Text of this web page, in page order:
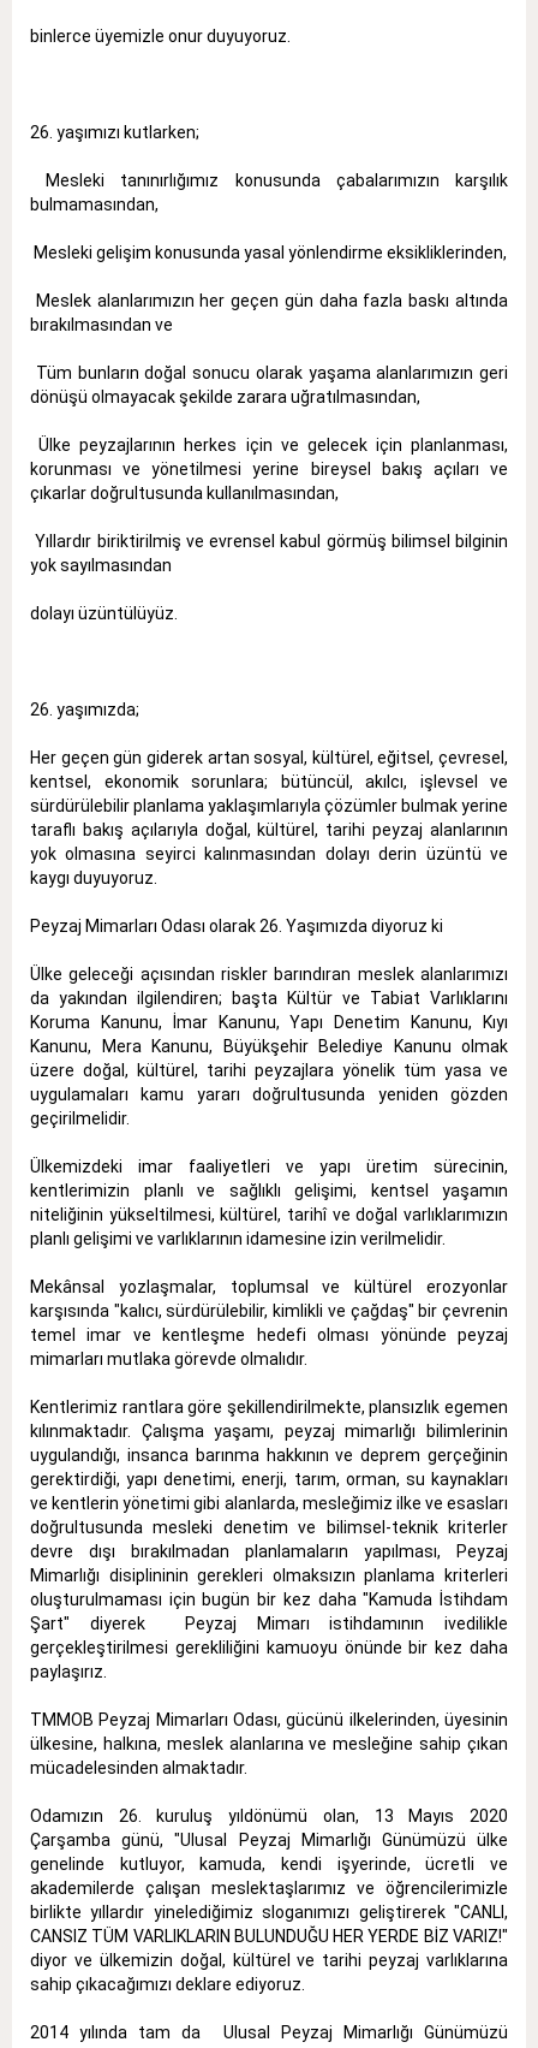
binlerce üyemizle onur duyuyoruz.
26. yaşımızı kutlarken;
 Mesleki tanınırlığımız konusunda çabalarımızın karşılık
bulmamasından,
 Mesleki gelişim konusunda yasal yönlendirme eksikliklerinden,
 Meslek alanlarımızın her geçen gün daha fazla baskı altında
bırakılmasından ve
 Tüm bunların doğal sonucu olarak yaşama alanlarımızın geri
dönüşü olmayacak şekilde zarara uğratılmasından,
 Ülke peyzajlarının herkes için ve gelecek için planlanması,
korunması ve yönetilmesi yerine bireysel bakış açıları ve
çıkarlar doğrultusunda kullanılmasından,
 Yıllardır biriktirilmiş ve evrensel kabul görmüş bilimsel bilginin
yok sayılmasından
dolayı üzüntülüyüz.
26. yaşımızda;
Her geçen gün giderek artan sosyal, kültürel, eğitsel, çevresel,
kentsel, ekonomik sorunlara; bütüncül, akılcı, işlevsel ve
sürdürülebilir planlama yaklaşımlarıyla çözümler bulmak yerine
taraflı bakış açılarıyla doğal, kültürel, tarihi peyzaj alanlarının
yok olmasına seyirci kalınmasından dolayı derin üzüntü ve
kaygı duyuyoruz.
Peyzaj Mimarları Odası olarak 26. Yaşımızda diyoruz ki
Ülke geleceği açısından riskler barındıran meslek alanlarımızı
da yakından ilgilendiren; başta Kültür ve Tabiat Varlıklarını
Koruma Kanunu, İmar Kanunu, Yapı Denetim Kanunu, Kıyı
Kanunu, Mera Kanunu, Büyükşehir Belediye Kanunu olmak
üzere doğal, kültürel, tarihi peyzajlara yönelik tüm yasa ve
uygulamaları kamu yararı doğrultusunda yeniden gözden
geçirilmelidir.
Ülkemizdeki imar faaliyetleri ve yapı üretim sürecinin,
kentlerimizin planlı ve sağlıklı gelişimi, kentsel yaşamın
niteliğinin yükseltilmesi, kültürel, tarihî ve doğal varlıklarımızın
planlı gelişimi ve varlıklarının idamesine izin verilmelidir.
Mekânsal yozlaşmalar, toplumsal ve kültürel erozyonlar
karşısında "kalıcı, sürdürülebilir, kimlikli ve çağdaş" bir çevrenin
temel imar ve kentleşme hedefi olması yönünde peyzaj
mimarları mutlaka görevde olmalıdır.
Kentlerimiz rantlara göre şekillendirilmekte, plansızlık egemen
kılınmaktadır. Çalışma yaşamı, peyzaj mimarlığı bilimlerinin
uygulandığı, insanca barınma hakkının ve deprem gerçeğinin
gerektirdiği, yapı denetimi, enerji, tarım, orman, su kaynakları
ve kentlerin yönetimi gibi alanlarda, mesleğimiz ilke ve esasları
doğrultusunda mesleki denetim ve bilimsel-teknik kriterler
devre dışı bırakılmadan planlamaların yapılması, Peyzaj
Mimarlığı disiplininin gerekleri olmaksızın planlama kriterleri
oluşturulmaması için bugün bir kez daha "Kamuda İstihdam
Şart" diyerek Peyzaj Mimarı istihdamının ivedilikle
gerçekleştirilmesi gerekliliğini kamuoyu önünde bir kez daha
paylaşırız.
TMMOB Peyzaj Mimarları Odası, gücünü ilkelerinden, üyesinin
ülkesine, halkına, meslek alanlarına ve mesleğine sahip çıkan
mücadelesinden almaktadır.
Odamızın 26. kuruluş yıldönümü olan, 13 Mayıs 2020
Çarşamba günü, "Ulusal Peyzaj Mimarlığı Günümüzü ülke
genelinde kutluyor, kamuda, kendi işyerinde, ücretli ve
akademilerde çalışan meslektaşlarımız ve öğrencilerimizle
birlikte yıllardır yinelediğimiz sloganımızı geliştirerek "CANLI,
CANSIZ TÜM VARLIKLARIN BULUNDUĞU HER YERDE BİZ VARIZ!"
diyor ve ülkemizin doğal, kültürel ve tarihi peyzaj varlıklarına
sahip çıkacağımızı deklare ediyoruz.
2014 yılında tam da Ulusal Peyzaj Mimarlığı Günümüzü